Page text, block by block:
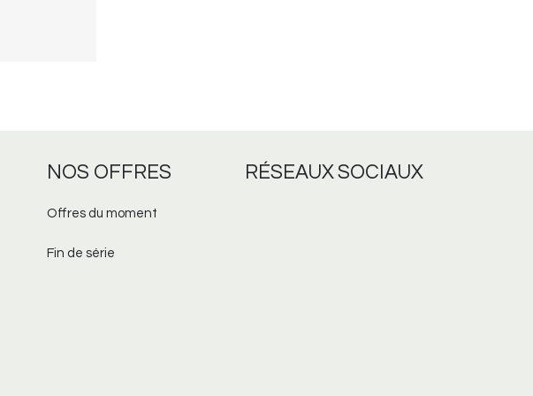
NOS OFFRES
Offres du moment
Fin de série
RÉSEAUXSOCIAUX